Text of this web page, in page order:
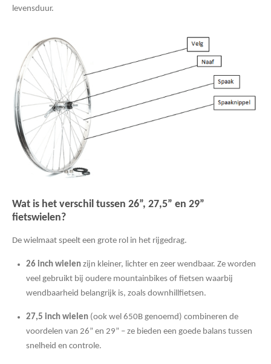
levensduur.
Wat is het verschil tussen 26”, 27,5” en 29”
fietswielen?
De wielmaat speelt een grote rol in het rijgedrag.
26 inch wielenzijn kleiner, lichter en zeer wendbaar. Ze worden
veel gebruikt bij oudere mountainbikes of fietsen waarbij
wendbaarheid belangrijk is, zoals downhillfietsen.
27,5 inch wielen(ook wel 650B genoemd) combineren de
voordelen van 26” en 29” – ze bieden een goede balans tussen
snelheid en controle.